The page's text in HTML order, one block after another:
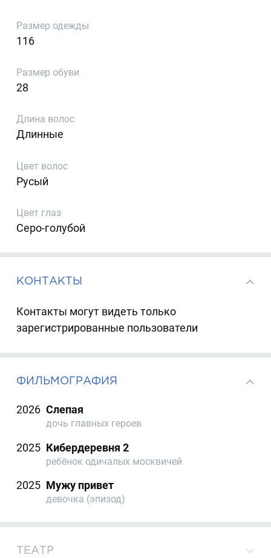
Размер одежды
116
Размер обуви
28
Длина волос
Длинные
Цвет волос
Русый
Цвет глаз
Серо-голубой
КОНТАКТЫ
Контакты могут видеть только
зарегистрированные пользователи
ФИЛЬМОГРАФИЯ
2026 Слепая
дочь главных героев
2025 Кибердеревня 2
ребёнок одичалых москвичей
2025 Мужу привет
девочка (эпизод)
ТЕАТР